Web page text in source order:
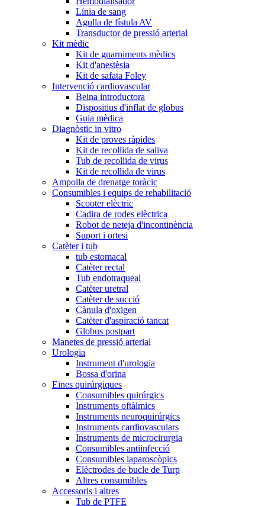
Línia de sang
Agulla de fístula AV
Transductor de pressió arterial
Kit mèdic
Kit de guarniments mèdics
Kit d'anestèsia
Kit de safata Foley
Intervenció cardiovascular
Beina introductora
Dispositius d'inflat de globus
Guia mèdica
Diagnòstic in vitro
Kit de proves ràpides
Kit de recollida de saliva
Tub de recollida de virus
Kit de recollida de virus
Ampolla de drenatge toràcic
Consumibles i equips de rehabilitació
Scooter elèctric
Cadira de rodes elèctrica
Robot de neteja d'incontinència
Suport i ortesi
Catèter i tub
tub estomacal
Catèter rectal
Tub endotraqueal
Catèter uretral
Catèter de succió
Cànula d'oxigen
Catèter d'aspiració tancat
Globus postpart
Manetes de pressió arterial
Urologia
Instrument d'urologia
Bossa d'orina
Eines quirúrgiques
Consumibles quirúrgics
Instruments oftàlmics
Instruments neuroquirúrgics
Instruments cardiovasculars
Instruments de microcirurgia
Consumibles antiinfecció
Consumibles laparoscòpics
Elèctrodes de bucle de Turp
Altres consumibles
Accessoris i altres
Tub de PTFE